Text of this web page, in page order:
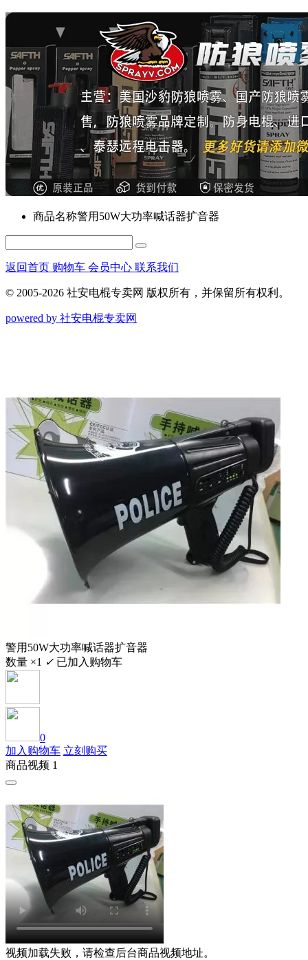
商品名称警用50W大功率喊话器扩音器
返回首页 购物车 会员中心 联系我们
© 2005-2026 社安电棍专卖网 版权所有，并保留所有权利。
powered by 社安电棍专卖网
警用50W大功率喊话器扩音器
数量 ×1 ✓ 已加入购物车
0
加入购物车 立刻购买
商品视频 1
视频加载失败，请检查后台商品视频地址。